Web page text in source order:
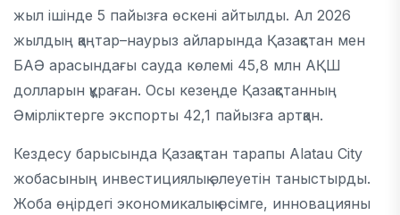
жыл ішінде 5 пайызға өскені айтылды. Ал 2026
жылдың қаңтар–наурыз айларында Қазақстан мен
БАӘ арасындағы сауда көлемі 45,8 млн АҚШ
долларын құраған. Осы кезеңде Қазақстанның
Әмірліктерге экспорты 42,1 пайызға артқан.
Кездесу барысында Қазақстан тарапы Alatau City
жобасының инвестициялық әлеуетін таныстырды.
Жоба өңірдегі экономикалық өсімге, инновацияны